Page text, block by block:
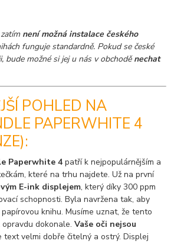
není možná instalace českého
funguje standardně. Pokud se české
bude možné si jej u nás v obchoděnechat
POHLED NA
PAPERWHITE 4
Paperwhite 4 patří k nejpopulárnějším a
které na trhu najdete. Už na první
E-ink displejem, který díky 300 ppm
schopnosti. Byla navržena tak, aby
knihu. Musíme uznat, že tento
opravdu dokonale.Vaše oči nejsou
text velmi dobře čitelný a ostrý. Displej